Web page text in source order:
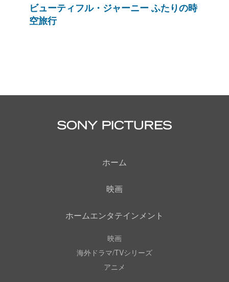
ビューティフル・ジャーニー ふたりの時
空旅行
ホーム
映画
ホームエンタテインメント
映画
海外ドラマ/TVシリーズ
アニメ